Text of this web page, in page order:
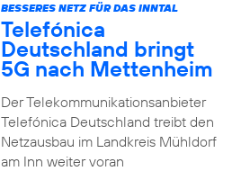
BESSERES NETZ FÜR DAS INNTAL
Telefónica
Deutschland bringt
5G nach Mettenheim
Der Telekommunikationsanbieter
Telefónica Deutschland treibt den
Netzausbau im Landkreis Mühldorf
am Inn weiter voran